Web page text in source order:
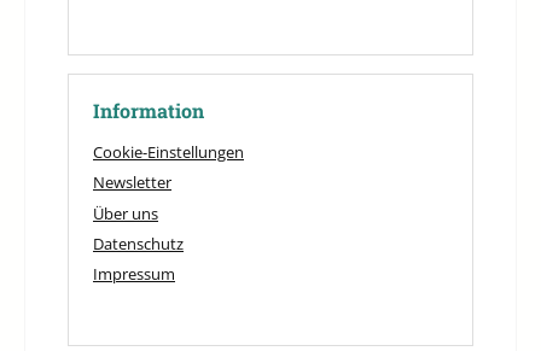
Information
Cookie-Einstellungen
Newsletter
Über uns
Datenschutz
Impressum